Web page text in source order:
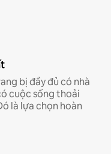
bị đầy đủ có nhà
cuộc sống thoải
là lựa chọn hoàn